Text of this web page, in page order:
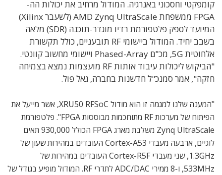
קומפקטי וחסכוני באנרגיה. המודול מרחיב את יכולות הה-
FPGA ממשפחת AMD Zynq UltraScale (לשעבר Xilinx)
המיועד לספק פלטפורמת רדיו מוגדר-תוכנה (SDR) מלאה
בשבב יחיד. המודול ביישומי RF תובעניים, כולל תקשורת
אלחוטית 5G, מכ"ם Phased-Array ויישומי מחשוב קוונטי.
"הביקוש ליכולות עיבוד אותות RF מועצמות נמצא בצמיחה
חזקה", אמר סמנכ"ל חדשנות בחברה, גאל פול.
"המענה שלנו למגמה זו הוא מודול XRU50 RFSoC, אשר
מייעל את
הפיתוח של מערכותRF מתוחכמות מבוססותFPGA".
פלטפורמת
Zynq UltraScale משלבת מארגFPGA הכולל 930,000 תאים
לוגיים, ארבעה מעבדי Cortex-A53 העובדים במהירות שעון של
1.3GHz, שני מעבדי Cortex-R5F העובדים במהירות של
533MHz, ו-8 ממירי ADC/DACלתדרי RF. המודול מופיע בגודל של